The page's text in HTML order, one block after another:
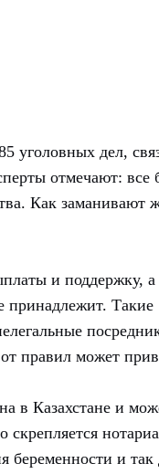
уголовных дел,
отмечают: все
Как заманивают
и поддержку, а
принадлежит. Такие
правил может
в Казахстане и
беременности и так